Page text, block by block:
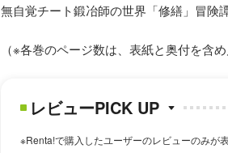
無自覚チート鍛冶師の世界「修繕」冒険
（※各巻のページ数は、表紙と奥付を含
レビューPICK UP
※Renta!で購入したユーザーのレビューのみが